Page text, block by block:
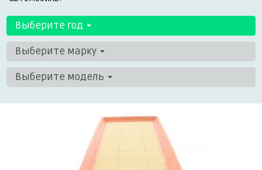
Выберите год
Выберите марку
Выберите модель